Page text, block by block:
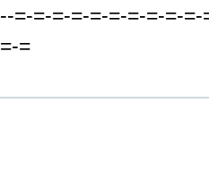
--=-=-=-=-=-=-=-=-=-
=-=